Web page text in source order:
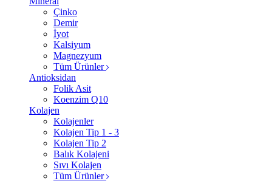
Çinko
Demir
İyot
Kalsiyum
Magnezyum
Tüm Ürünler
Antioksidan
Folik Asit
Koenzim Q10
Kolajen
Kolajenler
Kolajen Tip 1 - 3
Kolajen Tip 2
Balık Kolajeni
Sıvı Kolajen
Tüm Ürünler